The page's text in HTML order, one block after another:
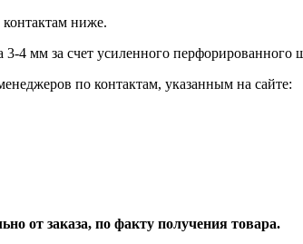
ниже.
4 мм за счет усиленного перфорированного
по контактам, указанным на сайте:
от заказа, по факту получения товара.